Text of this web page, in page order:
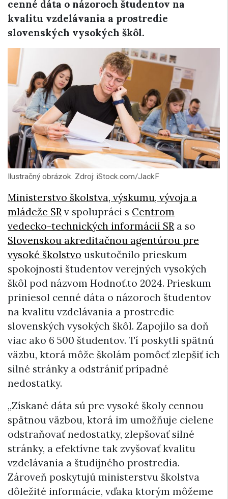
cenné dáta o názoroch študentov na
kvalitu vzdelávania a prostredie
slovenských vysokých škôl.
Ilustračný obrázok. Zdroj: iStock.com/JackF
Ministerstvo školstva, výskumu, vývoja a
mládeže SRv spolupráci s Centrom
vedecko-technických informácií SRa so
Slovenskou akreditačnou agentúrou pre
vysoké školstvo uskutočnilo prieskum
spokojnosti študentov verejných vysokých
škôl pod názvom Hodnoť.to 2024. Prieskum
priniesol cenné dáta o názoroch študentov
na kvalitu vzdelávania a prostredie
slovenských vysokých škôl. Zapojilo sa doň
viac ako 6 500 študentov. Tí poskytli spätnú
väzbu, ktorá môže školám pomôcť zlepšiť ich
silné stránky a odstrániť prípadné
nedostatky.
„Získané dáta sú pre vysoké školy cennou
spätnou väzbou, ktorá im umožňuje cielene
odstraňovať nedostatky, zlepšovať silné
stránky, a efektívne tak zvyšovať kvalitu
vzdelávania a študijného prostredia.
Zároveň poskytujú ministerstvu školstva
dôležité informácie, vďaka ktorým môžeme